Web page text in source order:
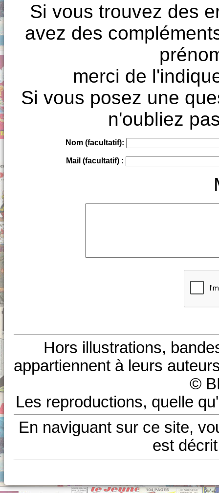
Si vous trouvez des
avez des
merci de
Si vous posez une
n'oubliez
Nom (facultatif):
Mail (facultatif) :
Hors illustrations,
appartiennent à leurs
©
Les reproductions, quelle
En naviguant sur ce site,
est